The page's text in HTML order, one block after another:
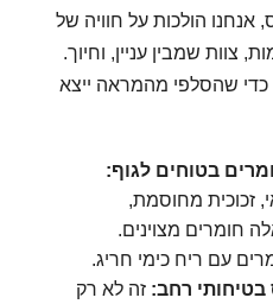
אנחנו הולכות על חוויה של
צוות שמבין עניין, וחיוך.
כדי שהסלפי מהמראה ייצא
בטוחים לגוף:
זכוכית מחוסמת,
חומרים מצוינים.
עם ריח כימי חריג.
רחב: זה לא רק